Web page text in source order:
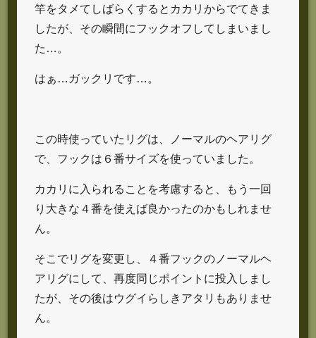
竿をタメてしばらくするとカカリからでてきま
したが、その瞬間にフックオフしてしまいまし
た…。
はぁ…ガックリです…。
この時使っていたリグは、ノーマルのヘアリグ
で、フックは６番サイズを使っていました。
カカリに入られることを考慮すると、もう一回
り大きな４番を使えば良かったのかもしれませ
ん。
そこでリグを変更し、４番フックのノーマルヘ
アリグにして、再度同じポイントに投入しまし
たが、その後はウグイらしきアタリもありませ
ん。